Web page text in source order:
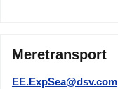
Meretransport
EE.ExpSea@dsv.com